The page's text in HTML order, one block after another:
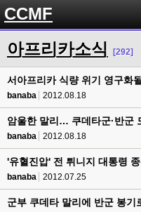
CCMF
아프리카소식 [292]
서아프리카 식량 위기 영구화
banaba 2012.08.18
암울한 말리… 쿠데타군·반군
banaba 2012.08.18
'유혈진압' 전 튀니지 대통령
banaba 2012.07.25
군부 쿠데타 말리에 반군 봉기